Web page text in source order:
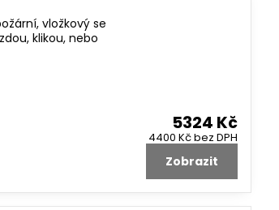
vložkový se
klikou, nebo
5324 Kč
4400 Kčbez DPH
Zobrazit